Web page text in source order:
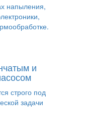
напыления,
и
строго под
задачи